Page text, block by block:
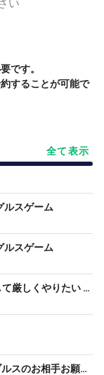
い
です。
することが可能で
全て表示
ルスゲーム
ルスゲーム
4時間×3面！ 楽しく そして厳しくやりたい ダブルスの練習 & ゲーム💘
サークルメンバーとダブルスのお相手お願い致します